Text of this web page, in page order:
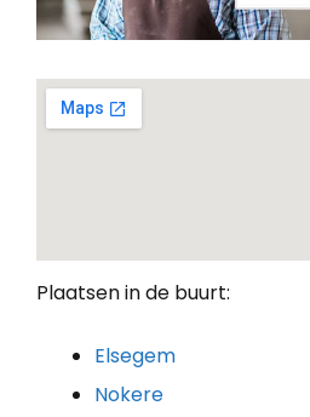
Plaatsen in de buurt:
Elsegem
Nokere